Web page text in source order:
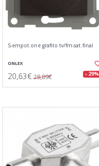
S-empot.one grafito tv/fm-sat.final
ONLEX
20,63€ 28,89€ - 29%